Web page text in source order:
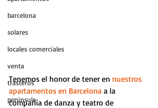
barcelona
solares
locales comerciales
venta
trasteros
peninsula
Tenemos el honor de tener en nuestros
apartamentos en Barcelona a la
compañía de danza y teatro de